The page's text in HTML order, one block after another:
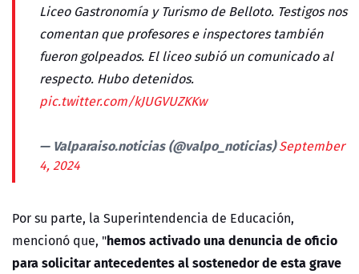
Liceo Gastronomía y Turismo de Belloto. Testigos nos
comentan que profesores e inspectores también
fueron golpeados. El liceo subió un comunicado al
respecto. Hubo detenidos.
pic.twitter.com/kJUGVUZKKw
— Valparaiso.noticias (@valpo_noticias)September
4, 2024
Por su parte, la Superintendencia de Educación,
mencionó que, "hemos activado una denuncia de oficio
para solicitar antecedentes al sostenedor de esta grave